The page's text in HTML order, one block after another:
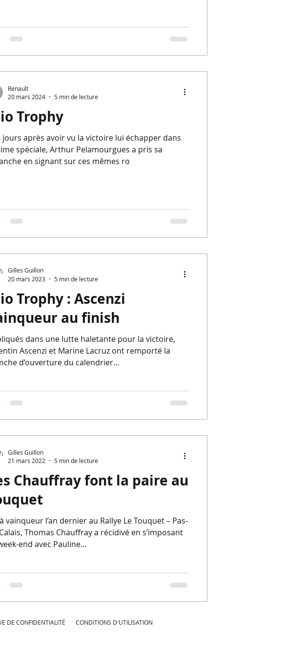
Trophy
jours après avoir vu la victoire lui échapper dans
spéciale, Arthur Pelamourgues a pris sa
en signant sur ces mêmes ro
Renault
20 mars 2024
5 min de lecture
Trophy : Ascenzi
au finish
dans une lutte haletante pour la victoire,
Ascenzi et Marine Lacruz ont remporté la
d’ouverture du calendrier...
Gilles Guillon
20 mars 2023
5 min de lecture
Chauffray font la paire au
vainqueur l’an dernier au Rallye Le Touquet – Pas-
Thomas Chauffray a récidivé en s’imposant
end avec Pauline...
Gilles Guillon
21 mars 2022
5 min de lecture
DE CONFIDENTIALITÉ CONDITIONS D'UTILISATION